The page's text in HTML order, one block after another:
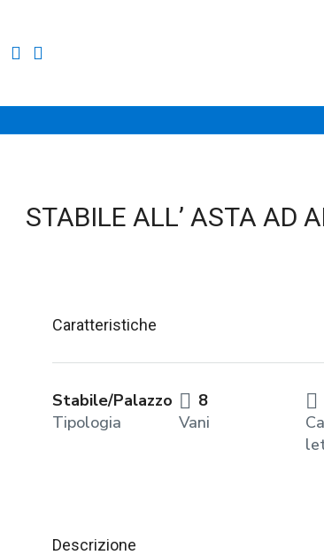
STABILE ALL’ ASTA AD
Caratteristiche
Stabile/Palazzo
Tipologia
8
Vani
Descrizione